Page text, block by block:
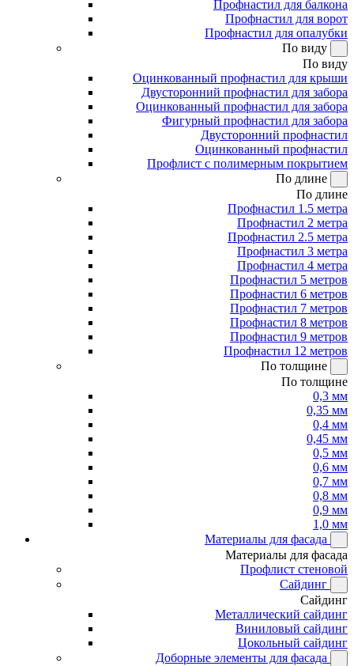
Профнастил для балкона
Профнастил для ворот
Профнастил для опалубки
По виду
По виду
Оцинкованный профнастил для крыши
Двусторонний профнастил для забора
Оцинкованный профнастил для забора
Фигурный профнастил для забора
Двусторонний профнастил
Оцинкованный профнастил
Профлист с полимерным покрытием
По длине
По длине
Профнастил 1.5 метра
Профнастил 2 метра
Профнастил 2.5 метра
Профнастил 3 метра
Профнастил 4 метра
Профнастил 5 метров
Профнастил 6 метров
Профнастил 7 метров
Профнастил 8 метров
Профнастил 9 метров
Профнастил 12 метров
По толщине
По толщине
0,3 мм
0,35 мм
0,4 мм
0,45 мм
0,5 мм
0,6 мм
0,7 мм
0,8 мм
0,9 мм
1,0 мм
Материалы для фасада
Материалы для фасада
Профлист стеновой
Сайдинг
Сайдинг
Металлический сайдинг
Виниловый сайдинг
Цокольный сайдинг
Доборные элементы для фасада